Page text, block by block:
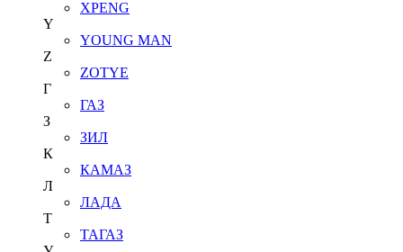
XPENG
Y
YOUNG MAN
Z
ZOTYE
Г
ГАЗ
З
ЗИЛ
К
КАМАЗ
Л
ЛАДА
Т
ТАГАЗ